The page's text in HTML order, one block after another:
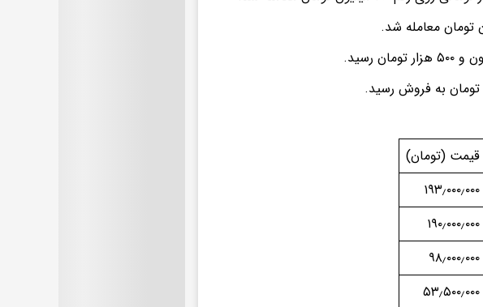
قیمت (تومان)
۱۹۳٫۰۰۰٫۰۰۰
۱۹۰٫۰۰۰٫۰۰۰
۹۸٫۰۰۰٫۰۰۰
۵۳٫۵۰۰٫۰۰۰